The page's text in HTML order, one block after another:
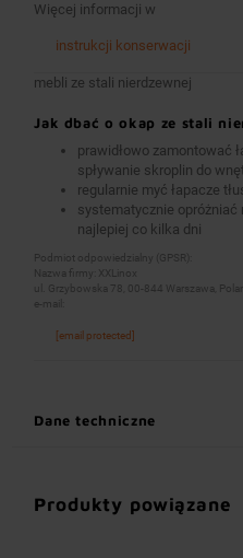
Więcej informacji w
instrukcji konserwacji
mebli ze stali nierdzewnej
Jak dbać o okap ze stali
prawidłowo zamontować
spływanie skroplin do
regularnie myć łapacze
systematycznie opróżniać
najlepiej co kilka dni
Podmiot odpowiedzialny (GPSR):
Nazwa firmy: XXLinox
ul. Grzybowska 78, 00-844 Warszawa,
e-mail:
[email protected]
Dane techniczne
Produkty powiązane